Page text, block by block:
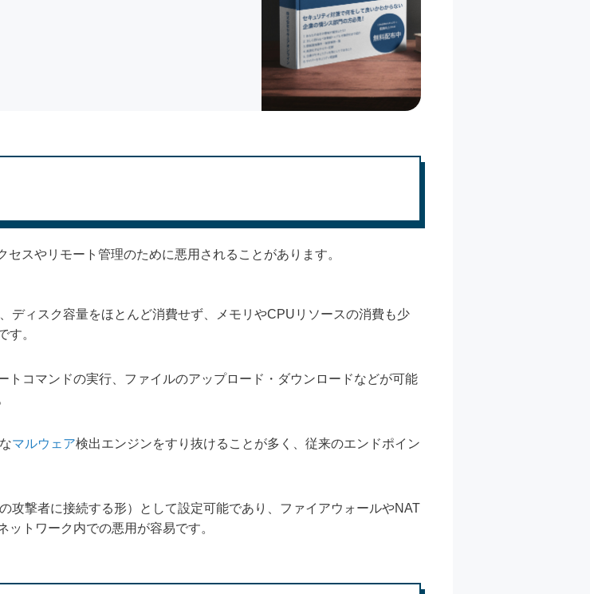
スやリモート管理のために悪用されることがあります。
ディスク容量をほとんど消費せず、メモリやCPUリソースの消費も少
す。
トコマンドの実行、ファイルのアップロード・ダウンロードなどが可能
マルウェア検出エンジンをすり抜けることが多く、従来のエンドポイン
攻撃者に接続する形）として設定可能であり、ファイアウォールやNAT
トワーク内での悪用が容易です。